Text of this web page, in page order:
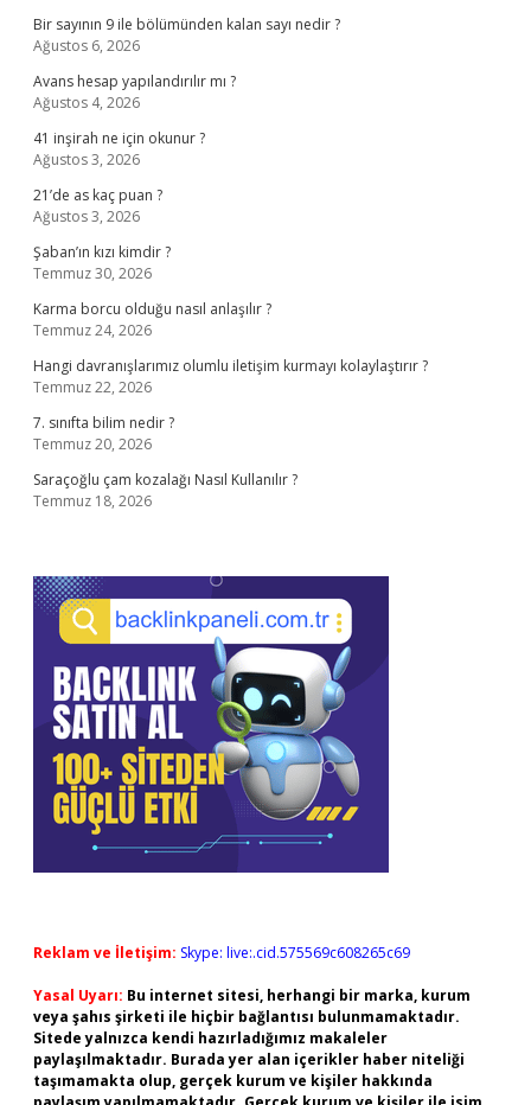
Bir sayının 9 ile bölümünden kalan sayı nedir ?
Ağustos 6, 2026
Avans hesap yapılandırılır mı ?
Ağustos 4, 2026
41 inşirah ne için okunur ?
Ağustos 3, 2026
21’de as kaç puan ?
Ağustos 3, 2026
Şaban’ın kızı kimdir ?
Temmuz 30, 2026
Karma borcu olduğu nasıl anlaşılır ?
Temmuz 24, 2026
Hangi davranışlarımız olumlu iletişim kurmayı kolaylaştırır ?
Temmuz 22, 2026
7. sınıfta bilim nedir ?
Temmuz 20, 2026
Saraçoğlu çam kozalağı Nasıl Kullanılır ?
Temmuz 18, 2026
Reklam ve İletişim: Skype: live:.cid.575569c608265c69
Yasal Uyarı: Bu internet sitesi, herhangi bir marka, kurum
veya şahıs şirketi ile hiçbir bağlantısı bulunmamaktadır.
Sitede yalnızca kendi hazırladığımız makaleler
paylaşılmaktadır. Burada yer alan içerikler haber niteliği
taşımamakta olup, gerçek kurum ve kişiler hakkında